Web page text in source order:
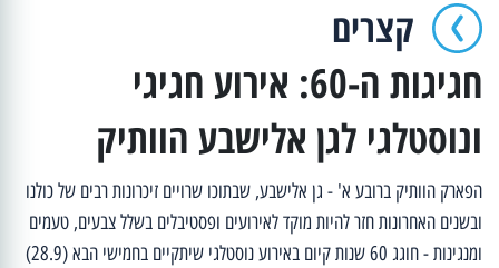
קצרים
חגיגות ה-60: אירוע חגיגי
ונוסטלגי לגן אלישבע הוותיק
הפארק הוותיק ברובע א' - גן אלישבע, שבתוכו שרויים זיכרונות רבים של כולנו
ובשנים האחרונות חזר להיות מוקד לאירועים ופסטיבלים בשלל צבעים, טעמים
ומנגינות - חוגג 60 שנות קיום באירוע נוסטלגי שיתקיים בחמישי הבא (28.9)